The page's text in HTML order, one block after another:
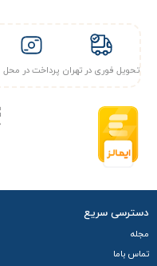
تحویل فوری در تهران پرداخت در محل
دسترسی سریع
مجله
تماس باما